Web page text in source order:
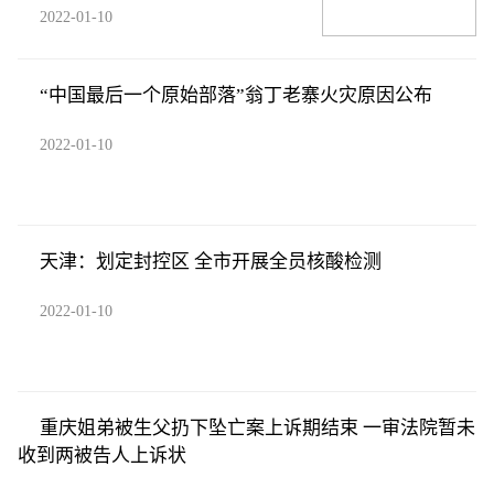
2022-01-10
“中国最后一个原始部落”翁丁老寨火灾原因公布
2022-01-10
天津：划定封控区 全市开展全员核酸检测
2022-01-10
重庆姐弟被生父扔下坠亡案上诉期结束 一审法院暂未
收到两被告人上诉状